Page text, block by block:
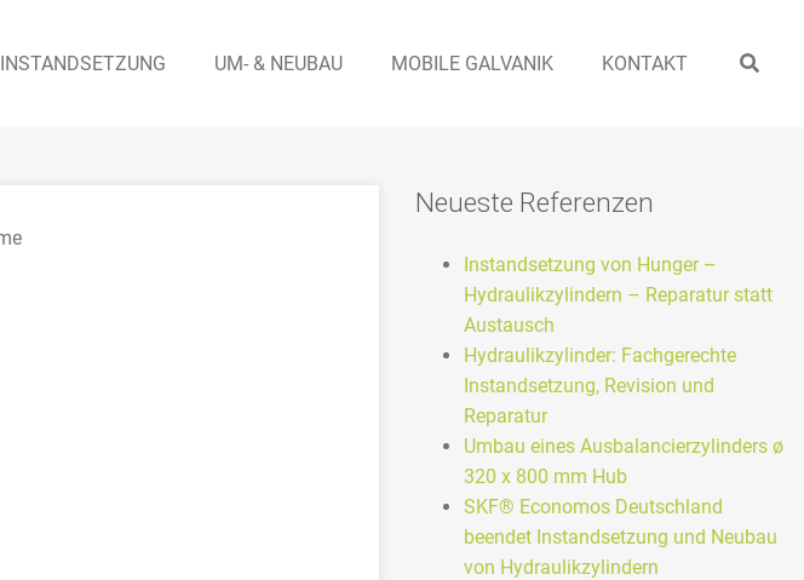
INSTAND­SETZUNG UM- & NEUBAU MOBILE GALVANIK KONTAKT
Neueste Referenzen
Instandsetzung von Hunger –
Hydraulikzylindern – Reparatur statt
Austausch
Hydraulikzylinder: Fachgerechte
Instandsetzung, Revision und
Reparatur
Umbau eines Ausbalancierzylinders ø
320 x 800 mm Hub
SKF® Economos Deutschland
beendet Instandsetzung und Neubau
von Hydraulikzylindern